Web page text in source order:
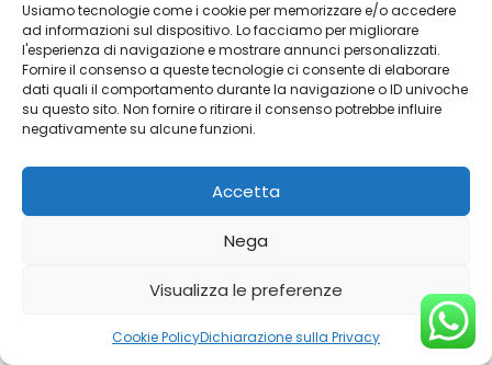
Usiamo tecnologie come i cookie per memorizzare e/o accedere
ad informazioni sul dispositivo. Lo facciamo per migliorare
l'esperienza di navigazione e mostrare annunci personalizzati.
Fornire il consenso a queste tecnologie ci consente di elaborare
dati quali il comportamento durante la navigazione o ID univoche
su questo sito. Non fornire o ritirare il consenso potrebbe influire
negativamente su alcune funzioni.
Accetta
Nega
Visualizza le preferenze
Cookie PolicyDichiarazione sulla Privacy
Anno: 2020-10-01